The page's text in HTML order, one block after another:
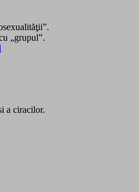
„grupul”.
a ciracilor.